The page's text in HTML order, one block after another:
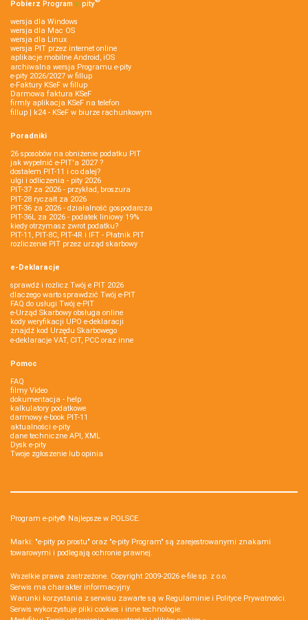
Pobierz Program e‑pity
wersja dla Windows
wersja dla Mac OS
wersja dla Linux
wersja PIT przez internet online
aplikacje mobilne Android, iOS
archiwalna wersja Programu e-pity
e-pity 2026/2027 w fillup
e‑Faktury KSeF w fillup
Darmowa faktura KSeF
firmly aplikacja KSeF na telefon
fillup | k24 - KSeF w biurze rachunkowym
Poradniki
26 sposobów na obniżenie podatku PIT
jak wypełnić e-PIT'a 2027 ?
dostałem PIT-11 i co dalej?
ulgi i odliczenia - pity 2026
PIT-37 za 2026 - przykład, broszura
PIT-28 ryczałt za 2026
PIT-36 za 2026 - działalność gospodarcza
PIT-36L za 2026 - podatek liniowy 19%
kiedy otrzymasz zwrot podatku?
PIT-11, PIT-8C, PIT-4R i IFT - Płatnik PIT
rozliczenie PIT przez urząd skarbowy
e-Deklaracje
sprawdź i rozlicz Twój e PIT 2026
dlaczego warto sprawdzić Twój e-PIT
FAQ do usługi Twój e-PIT
e-Urząd Skarbowy obsługa online
kody weryfikacji UPO e-deklaracji
znajdź kod Urzędu Skarbowego
e-deklaracje VAT, CIT, PCC oraz inne
Pomoc
FAQ
filmy Video
dokumentacja - help
kalkulatory podatkowe
darmowy e-book PIT-11
aktualności e-pity
dane techniczne API, XML
Dysk e-pity
Twoje zgłoszenie lub opinia
Program e-pity® Najlepsze w POLSCE.
Marki: "e-pity po prostu" oraz "e-pity Program" są zarejestrowanymi znakami
towarowymi i podlegają ochronie prawnej.
Wszelkie prawa zastrzeżone. Copyright 2009-2026 e-file sp. z o.o.
Serwis ma charakter informacyjny.
Warunki korzystania z serwisu zawarte są w Regulaminie i Polityce Prywatności.
Serwis wykorzystuje pliki cookies i inne technologie.